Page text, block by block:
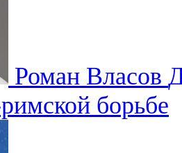
Роман Власов
борьбе